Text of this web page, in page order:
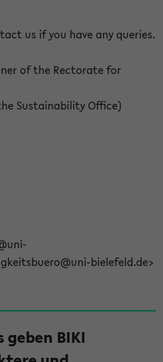
us if you have any queries.
of the Rectorate for
Sustainability Office)
bielefeld.de>
BIKI